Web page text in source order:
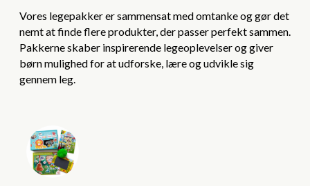
Vores legepakker er sammensat med omtanke og gør det
nemt at finde flere produkter, der passer perfekt sammen.
Pakkerne skaber inspirerende legeoplevelser og giver
børn mulighed for at udforske, lære og udvikle sig
gennem leg.